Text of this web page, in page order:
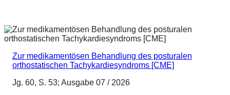
Zur medikamentösen Behandlung des posturalen
orthostatischen Tachykardiesyndroms [CME]
Jg. 60, S. 53; Ausgabe 07 / 2026